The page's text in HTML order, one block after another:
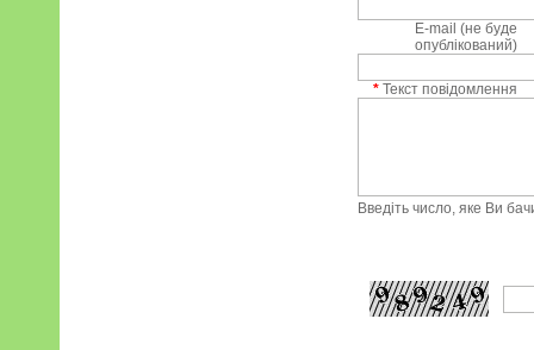
E-mail (не буде
опублікований)
* Текст повідомлення
Введіть число, яке Ви